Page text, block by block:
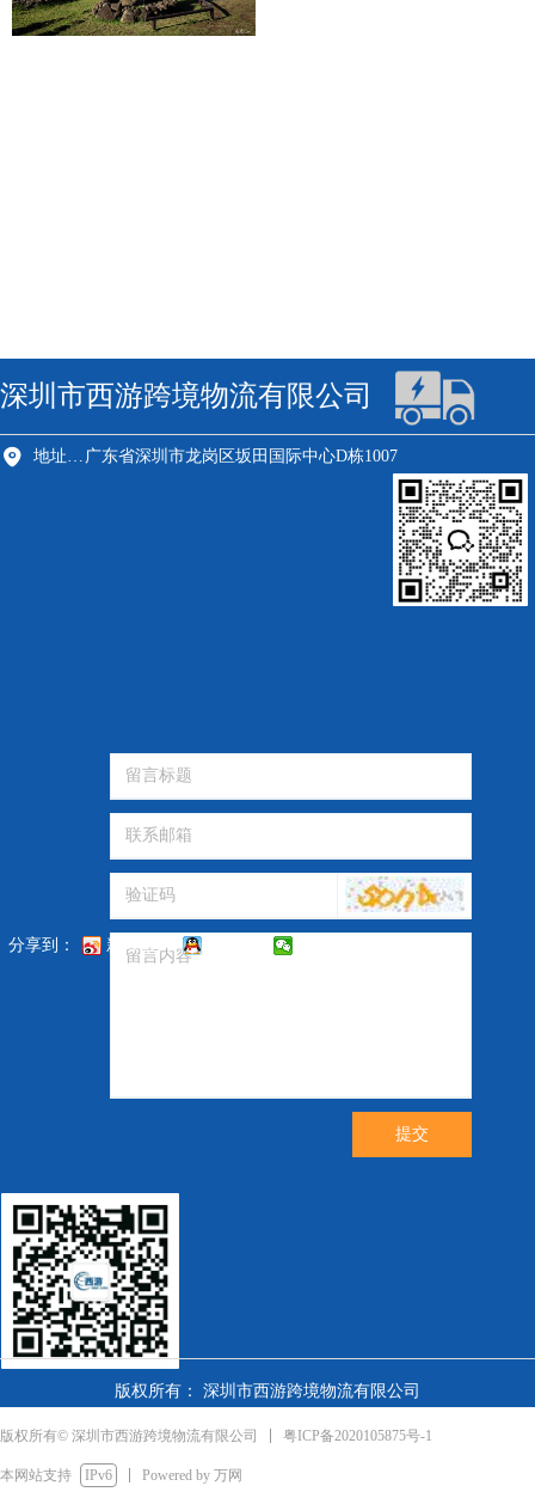
版权所有： 深圳市西游跨境物流有限公司
深圳市西游跨境物流有限公司
地址：深圳市龙岗区 广东省深圳市龙岗区坂田国际中心D栋1007
提交
分享到： 新浪微博
版权所有© 深圳市西游跨境物流有限公司 粤ICP备2020105875号-1
本网站支持 IPv6 Powered by 万网